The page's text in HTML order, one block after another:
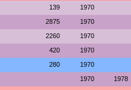
139 1970
2875 1970
2260 1970
420 1970
280 1970
1970 1978